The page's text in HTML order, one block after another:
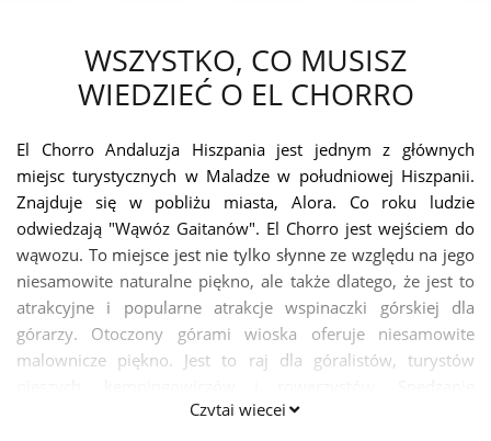
WSZYSTKO, CO MUSISZ
WIEDZIEĆ O EL CHORRO
El Chorro Andaluzja Hiszpania jest jednym z głównych
miejsc turystycznych w Maladze w południowej Hiszpanii.
Znajduje się w pobliżu miasta, Alora. Co roku ludzie
odwiedzają "Wąwóz Gaitanów". El Chorro jest wejściem do
wąwozu. To miejsce jest nie tylko słynne ze względu na jego
niesamowite naturalne piękno, ale także dlatego, że jest to
atrakcyjne i popularne atrakcje wspinaczki górskiej dla
górarzy. Otoczony górami wioska oferuje niesamowite
malownicze piękno. Jest to raj dla góralistów, turystów
wakacji w El Chorro jest naprawdę egzotycznym
Czytaj więcej